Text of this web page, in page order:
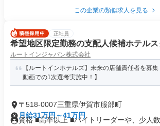
この企業の類似求人を見る
正社員
希望地区限定勤務の支配人候補ホテルス
ルートインジャパン株式会社
【ルートインホテルズ】未来の店舗責任者を募
動画での1次選考実施中！】
〒518-0007三重県伊賀市服部町
月給31万円～41万円
資格 ■高卒以上 ■バイトリーダーや、少人